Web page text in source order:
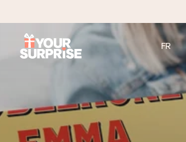
jour, expédié sous 24h
votre cadeau avec attention et l’envoyons
que vous puissiez l’offrir au bon moment,
le plus.
FR